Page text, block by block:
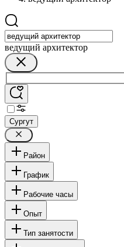
ведущий архитектор
Сургут
Район
График
Рабочие часы
Опыт
Тип занятости